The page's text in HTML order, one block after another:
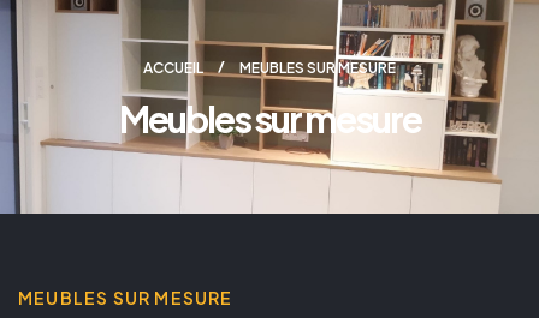
ACCUEIL MEUBLES SUR MESURE
Meubles sur mesure
MEUBLES SUR MESURE